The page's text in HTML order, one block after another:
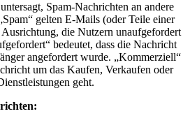
Spam-Nachrichten an andere
gelten E-Mails (oder Teile einer
die Nutzern unaufgefordert
bedeutet, dass die Nachricht
angefordert wurde. „Kommerziell“
um das Kaufen, Verkaufen oder
geht.